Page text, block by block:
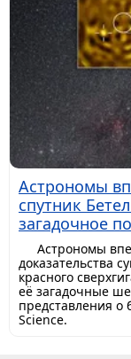
Астрономы
спутник
загадочное
Астрономы
доказательства
красного
её загадочные
представления о
Science.